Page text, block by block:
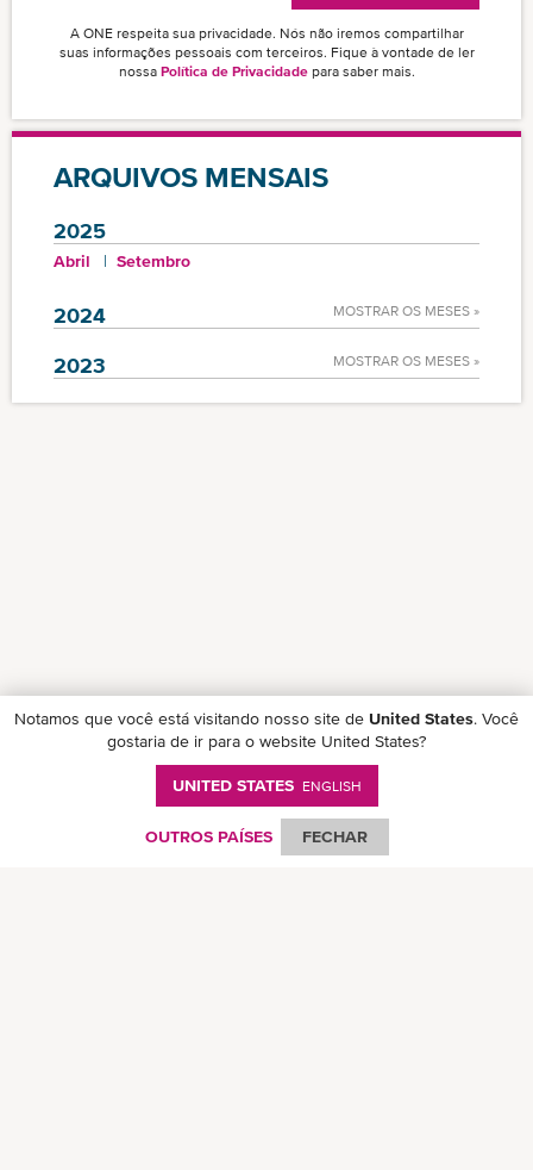
A ONE respeita sua privacidade. Nós não iremos compartilhar
suas informações pessoais com terceiros. Fique à vontade de ler
nossa Política de Privacidadepara saber mais.
ARQUIVOS MENSAIS
2025
Abril Setembro
2024 MOSTRAR OS MESES »
2023 MOSTRAR OS MESES »
Follow ONE on social media
Notamos que você está visitando nosso site de United States. Você
gostaria de ir para o website United States?
UNITED STATES ENGLISH
OUTROS PAÍSES FECHAR